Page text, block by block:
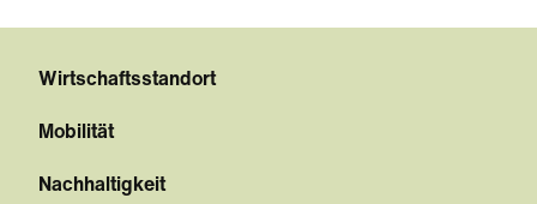
Wirtschaftsstandort
Mobilität
Nachhaltigkeit